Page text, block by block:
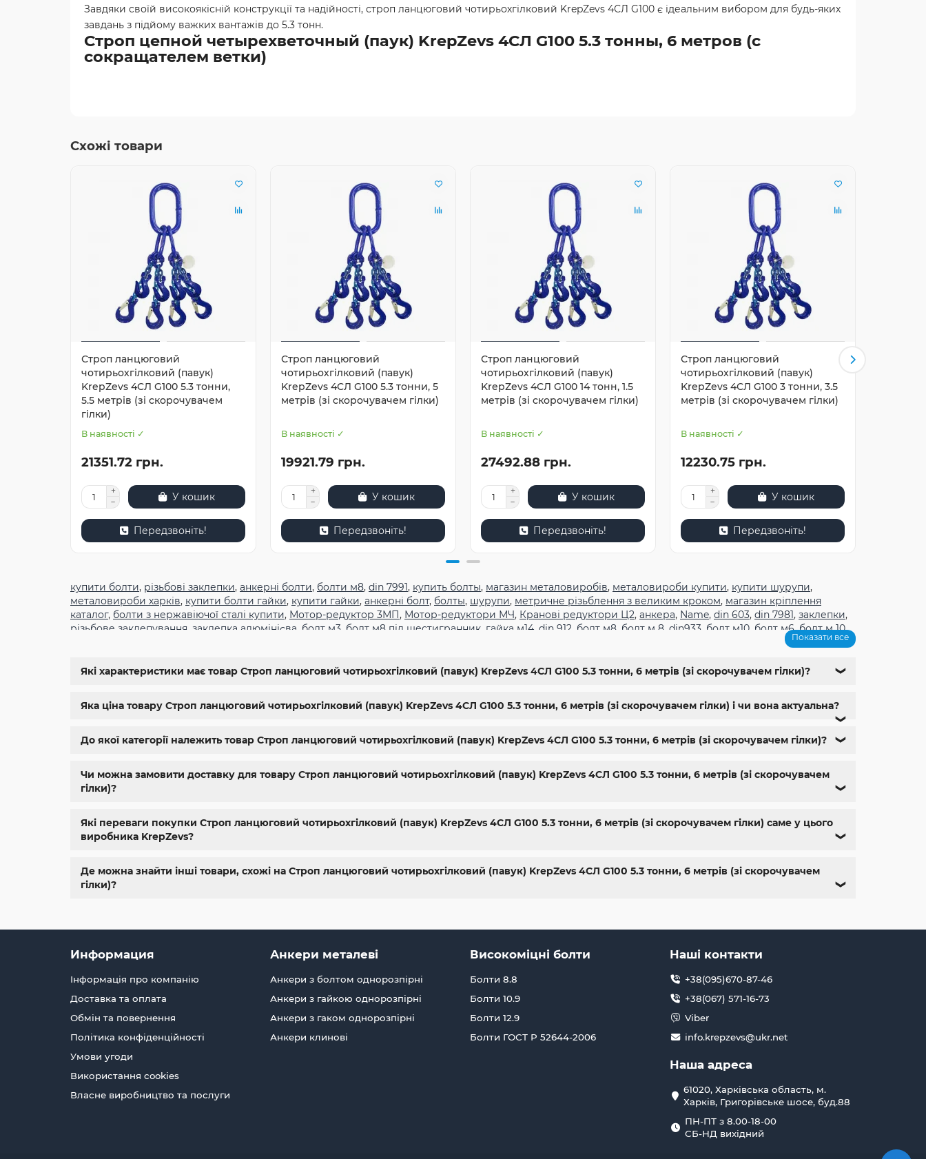
Завдяки своїй високоякісній конструкції та надійності, строп ланцюговий чотирьохгілковий KrepZevs 4СЛ G100 є ідеальним вибором для будь-яких
завдань з підйому важких вантажів до 5.3 тонн.
Строп цепной четырехветочный (паук) KrepZevs 4СЛ G100 5.3 тонны, 6 метров (с
сокращателем ветки)
Схожі товари
Строп ланцюговий
чотирьохгілковий (павук)
KrepZevs 4СЛ G100 5.3 тонни,
5.5 метрів (зі скорочувачем
гілки)
В наявності ✓
21351.72 грн.
У кошик
Передзвоніть!
Строп ланцюговий
чотирьохгілковий (павук)
KrepZevs 4СЛ G100 5.3 тонни, 5
метрів (зі скорочувачем гілки)
В наявності ✓
19921.79 грн.
У кошик
Передзвоніть!
Строп ланцюговий
чотирьохгілковий (павук)
KrepZevs 4СЛ G100 14 тонн, 1.5
метрів (зі скорочувачем гілки)
В наявності ✓
27492.88 грн.
У кошик
Передзвоніть!
Строп ланцюговий
чотирьохгілковий (павук)
KrepZevs 4СЛ G100 3 тонни, 3.5
метрів (зі скорочувачем гілки)
В наявності ✓
12230.75 грн.
У кошик
Передзвоніть!
купити болти, різьбові заклепки, анкерні болти, болти м8, din 7991, купить болты, магазин металовиробів, металовироби купити, купити шурупи,
металовироби харків, купити болти гайки, купити гайки, анкерні болт, болты, шурупи, метричне різьблення з великим кроком, магазин кріплення
каталог, болти з нержавіючої сталі купити, Мотор-редуктор 3МП, Мотор-редуктори МЧ, Кранові редуктори Ц2, анкера, Name, din 603, din 7981, заклепки,
різьбове заклепування заклепка алюмінієва болт м3 болт м8 під шестигранник гайка м14 din 912 болт м8 болт м 8 din933 болт м10 болт м6,болт м 10,
din 6799,din
болтов,гайки и болты ,болты харьков,болты гайки шайбы,болты 10.9,болты 8.8 ,винты м8,болт нержавеющий м8,болты госты,стопорные гайки
Показати все
Які характеристики має товар Строп ланцюговий чотирьохгілковий (павук) KrepZevs 4СЛ G100 5.3 тонни, 6 метрів (зі скорочувачем гілки)? ❯
Яка ціна товару Строп ланцюговий чотирьохгілковий (павук) KrepZevs 4СЛ G100 5.3 тонни, 6 метрів (зі скорочувачем гілки) і чи вона актуальна?
❯
До якої категорії належить товар Строп ланцюговий чотирьохгілковий (павук) KrepZevs 4СЛ G100 5.3 тонни, 6 метрів (зі скорочувачем гілки)? ❯
Чи можна замовити доставку для товару Строп ланцюговий чотирьохгілковий (павук) KrepZevs 4СЛ G100 5.3 тонни, 6 метрів (зі скорочувачем
гілки)?
❯
Які переваги покупки Строп ланцюговий чотирьохгілковий (павук) KrepZevs 4СЛ G100 5.3 тонни, 6 метрів (зі скорочувачем гілки) саме у цього
виробника KrepZevs?
❯
Де можна знайти інші товари, схожі на Строп ланцюговий чотирьохгілковий (павук) KrepZevs 4СЛ G100 5.3 тонни, 6 метрів (зі скорочувачем
гілки)?
❯
Информация
Інформація про компанію
Доставка та оплата
Обмін та повернення
Політика конфіденційності
Умови угоди
Використання cookies
Власне виробництво та послуги
Анкери металеві
Анкери з болтом однорозпірні
Анкери з гайкою однорозпірні
Анкери з гаком однорозпірні
Анкери клинові
Високоміцні болти
Болти 8.8
Болти 10.9
Болти 12.9
Болти ГОСТ Р 52644-2006
Наші контакти
+38(095)670-87-46
+38(067) 571-16-73
Viber
info.krepzevs@ukr.net
Наша адреса
61020, Харківська область, м.
Харків, Григорівське шосе, буд.88
ПН-ПТ з 8.00-18-00
СБ-НД вихідний